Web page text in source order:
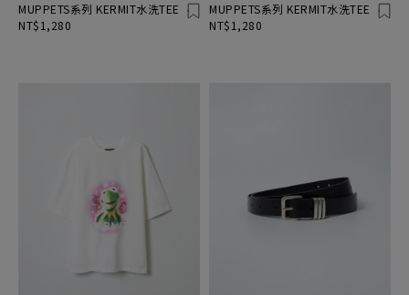
MUPPETS系列 KERMIT水洗TEE
NT$1,280
MUPPETS系列 KERMIT水洗TEE
NT$1,280